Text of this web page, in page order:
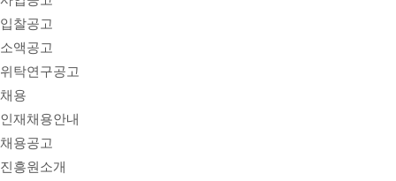
입찰공고
소액공고
위탁연구공고
채용
인재채용안내
채용공고
진흥원소개